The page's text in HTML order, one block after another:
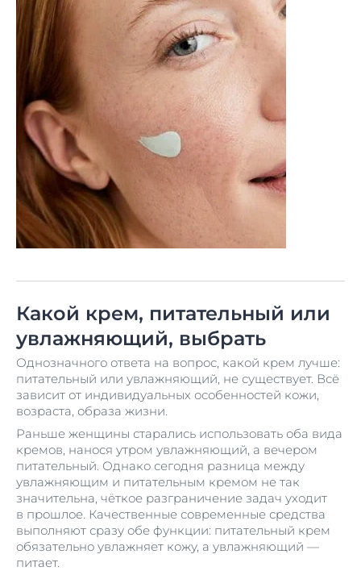
Какой крем, питательный или
увлажняющий, выбрать
Однозначного ответа на вопрос, какой крем лучше:
питательный или увлажняющий, не существует. Всё
зависит от индивидуальных особенностей кожи,
возраста, образа жизни.
Раньше женщины старались использовать оба вида
кремов, нанося утром увлажняющий, а вечером
питательный. Однако сегодня разница между
увлажняющим и питательным кремом не так
значительна, чёткое разграничение задач уходит
в прошлое. Качественные современные средства
выполняют сразу обе функции: питательный крем
обязательно увлажняет кожу, а увлажняющий —
питает.